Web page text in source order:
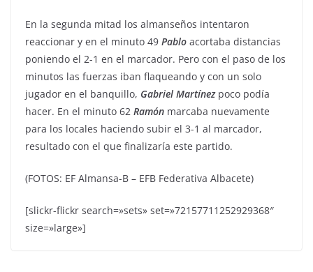
En la segunda mitad los almanseños intentaron
reaccionar y en el minuto 49 Pablo acortaba distancias
poniendo el 2-1 en el marcador. Pero con el paso de los
minutos las fuerzas iban flaqueando y con un solo
jugador en el banquillo, Gabriel Martínezpoco podía
hacer. En el minuto 62 Ramón marcaba nuevamente
para los locales haciendo subir el 3-1 al marcador,
resultado con el que finalizaría este partido.
(FOTOS: EF Almansa-B – EFB Federativa Albacete)
[slickr-flickr search=»sets» set=»72157711252929368″
size=»large»]